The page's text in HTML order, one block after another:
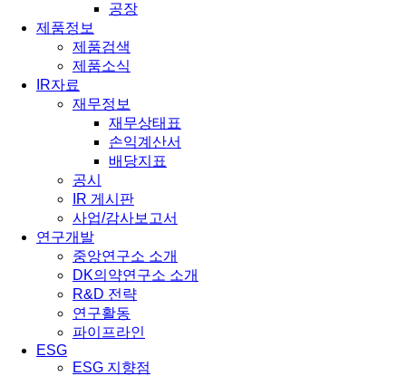
공장
제품정보
제품검색
제품소식
IR자료
재무정보
재무상태표
손익계산서
배당지표
공시
IR 게시판
사업/감사보고서
연구개발
중앙연구소 소개
DK의약연구소 소개
R&D 전략
연구활동
파이프라인
ESG
ESG 지향점